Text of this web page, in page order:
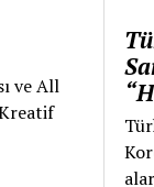
ve All